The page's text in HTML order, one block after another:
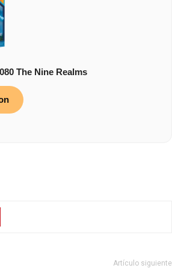
The Nine Realms
Artículo siguiente